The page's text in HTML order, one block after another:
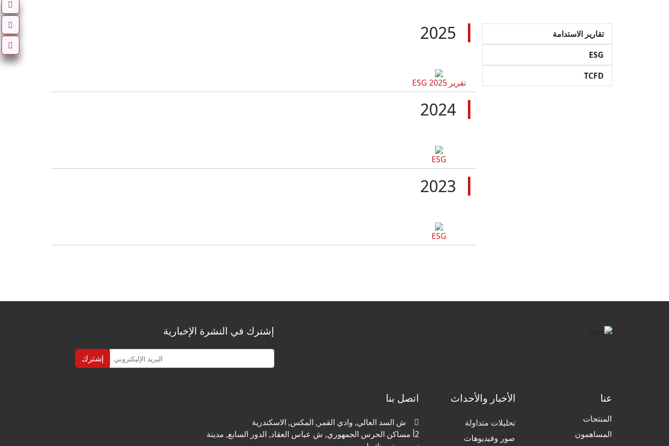
تقارير الاستدامة
ESG
TCFD
2025
تقرير ESG 2025
2024
ESG
2023
ESG
إشترك في النشرة الإخبارية
إشترك
عنا
المنتجات
المساهمون
الأخبار والأحداث
تحليلات متداولة
صور وفيديوهات
اتصل بنا
ش السد العالي, وادي القمر, المكس, الاسكندرية
2أ مساكن الحرس الجمهوري, ش عباس العقاد, الدور السابع, مدينة